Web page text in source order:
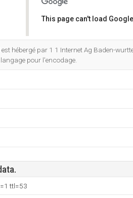
This page can't load
est hébergé par 1 1 Internet Ag Baden-
pour l'encodage.
ttl=53